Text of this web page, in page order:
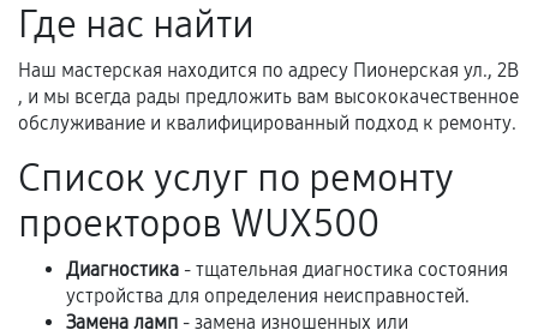
перегрев, коррозия.
третьих лиц.
Естественный износ деталей, если иное не
Обращение после окончания гарантийного
срока.
Программные сбои, если это не указано в
отдельных условиях.
Где нас найти
Наш мастерская находится по адресу Пионерская ул., 2В
, и мы всегда рады предложить вам высококачественное
обслуживание и квалифицированный подход к ремонту.
Список услуг по ремонту
проекторов WUX500
Диагностика - тщательная диагностика состояния
устройства для определения неисправностей.
Замена ламп - замена изношенных или